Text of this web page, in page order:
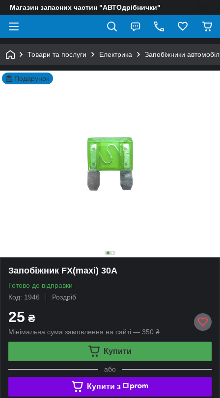
Магазин запасних частин "АВТОдрібнички"
Товари та послуги Електрика Запобіжники
Подарунок
Запобіжник FX(maxi) 30А
Готово до відправки
Код: 1946
Роздріб
25 ₴
Мінімальна сума замовлення на сайті — 350 ₴
Купити
або
Купити з